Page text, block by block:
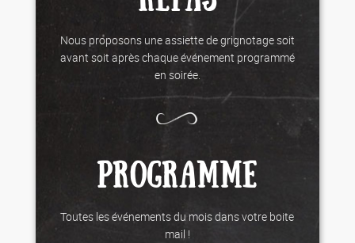
Nous proposons une assiette de grignotage soit
avant soit après chaque événement programmé
en soirée.
PROGRAMME
Toutes les événements du mois dans votre boite
mail !